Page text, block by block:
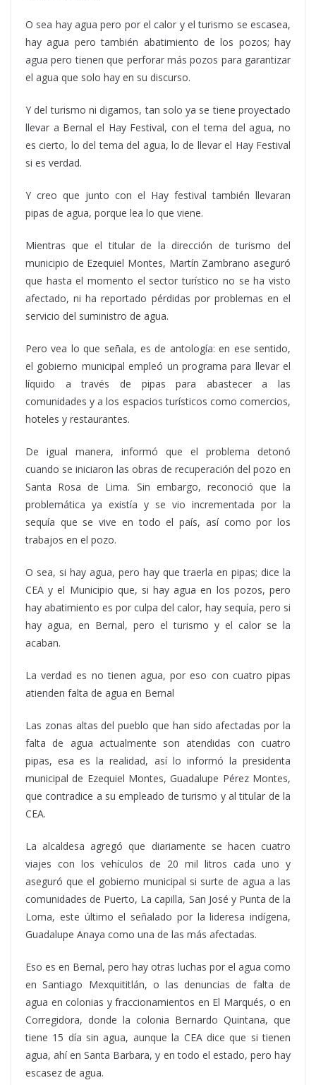
O sea hay agua pero por el calor y el turismo se escasea,
hay agua pero también abatimiento de los pozos; hay
agua pero tienen que perforar más pozos para garantizar
el agua que solo hay en su discurso.
Y del turismo ni digamos, tan solo ya se tiene proyectado
llevar a Bernal el Hay Festival, con el tema del agua, no
es cierto, lo del tema del agua, lo de llevar el Hay Festival
si es verdad.
Y creo que junto con el Hay festival también llevaran
pipas de agua, porque lea lo que viene.
Mientras que el titular de la dirección de turismo del
municipio de Ezequiel Montes, Martín Zambrano aseguró
que hasta el momento el sector turístico no se ha visto
afectado, ni ha reportado pérdidas por problemas en el
servicio del suministro de agua.
Pero vea lo que señala, es de antología: en ese sentido,
el gobierno municipal empleó un programa para llevar el
líquido a través de pipas para abastecer a las
comunidades y a los espacios turísticos como comercios,
hoteles y restaurantes.
De igual manera, informó que el problema detonó
cuando se iniciaron las obras de recuperación del pozo en
Santa Rosa de Lima. Sin embargo, reconoció que la
problemática ya existía y se vio incrementada por la
sequía que se vive en todo el país, así como por los
trabajos en el pozo.
O sea, si hay agua, pero hay que traerla en pipas; dice la
CEA y el Municipio que, si hay agua en los pozos, pero
hay abatimiento es por culpa del calor, hay sequía, pero si
hay agua, en Bernal, pero el turismo y el calor se la
acaban.
La verdad es no tienen agua, por eso con cuatro pipas
atienden falta de agua en Bernal
Las zonas altas del pueblo que han sido afectadas por la
falta de agua actualmente son atendidas con cuatro
pipas, esa es la realidad, así lo informó la presidenta
municipal de Ezequiel Montes, Guadalupe Pérez Montes,
que contradice a su empleado de turismo y al titular de la
CEA.
La alcaldesa agregó que diariamente se hacen cuatro
viajes con los vehículos de 20 mil litros cada uno y
aseguró que el gobierno municipal si surte de agua a las
comunidades de Puerto, La capilla, San José y Punta de la
Loma, este último el señalado por la lideresa indígena,
Guadalupe Anaya como una de las más afectadas.
Eso es en Bernal, pero hay otras luchas por el agua como
en Santiago Mexquititlán, o las denuncias de falta de
agua en colonias y fraccionamientos en El Marqués, o en
Corregidora, donde la colonia Bernardo Quintana, que
tiene 15 día sin agua, aunque la CEA dice que si tienen
agua, ahí en Santa Barbara, y en todo el estado, pero hay
escasez de agua.